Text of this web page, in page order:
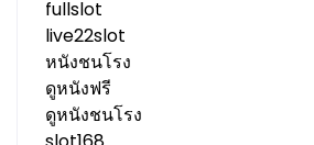
fullslot
live22slot
หนังชนโรง
ดูหนังฟรี
ดูหนังชนโรง